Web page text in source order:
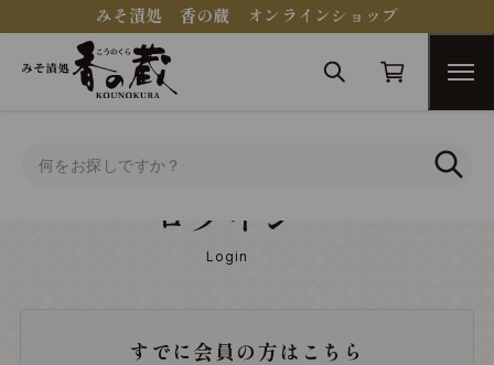
みそ漬処 香の蔵 オンラインショップ
ログイン
Login
すでに会員の方はこちら